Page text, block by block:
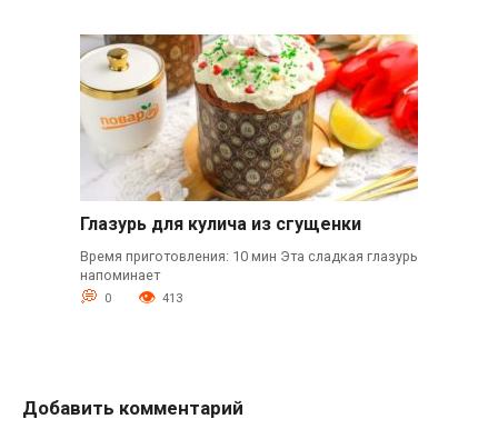
Глазурь для кулича из сгущенки
Время приготовления: 10 мин Эта сладкая глазурь
напоминает
0 413
Добавить комментарий